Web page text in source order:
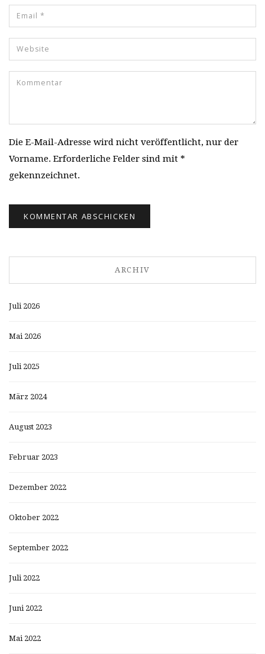
Die E-Mail-Adresse wird nicht veröffentlicht, nur der
Vorname. Erforderliche Felder sind mit *
gekennzeichnet.
ARCHIV
Juli 2026
Mai 2026
Juli 2025
März 2024
August 2023
Februar 2023
Dezember 2022
Oktober 2022
September 2022
Juli 2022
Juni 2022
Mai 2022